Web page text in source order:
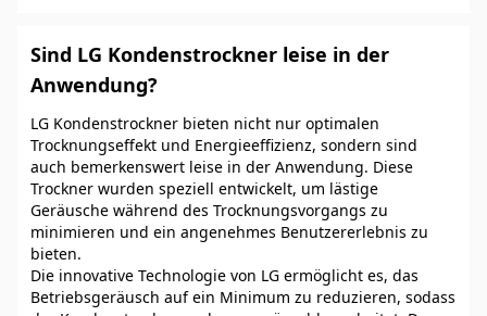
Sind LG Kondenstrockner leise in der
Anwendung?
LG Kondenstrockner bieten nicht nur optimalen
Trocknungseffekt und Energieeffizienz, sondern sind
auch bemerkenswert leise in der Anwendung. Diese
Trockner wurden speziell entwickelt, um lästige
Geräusche während des Trocknungsvorgangs zu
minimieren und ein angenehmes Benutzererlebnis zu
bieten.
Die innovative Technologie von LG ermöglicht es, das
Betriebsgeräusch auf ein Minimum zu reduzieren, sodass